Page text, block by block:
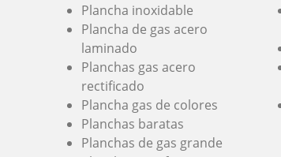
Plancha inoxidable
Plancha de gas acero
laminado
Planchas gas acero
rectificado
Plancha gas de colores
Planchas baratas
Planchas de gas grande